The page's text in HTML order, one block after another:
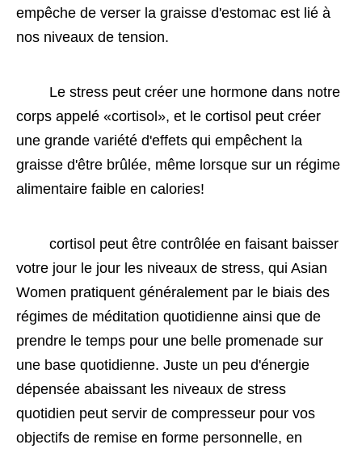
empêche de verser la graisse d'estomac est lié à
nos niveaux de tension.
corps appelé «cortisol», et le cortisol peut créer
une grande variété d'effets qui empêchent la
graisse d'être brûlée, même lorsque sur un régime
alimentaire faible en calories!
votre jour le jour les niveaux de stress, qui Asian
Women pratiquent généralement par le biais des
régimes de méditation quotidienne ainsi que de
prendre le temps pour une belle promenade sur
une base quotidienne. Juste un peu d'énergie
dépensée abaissant les niveaux de stress
quotidien peut servir de compresseur pour vos
objectifs de remise en forme personnelle, en